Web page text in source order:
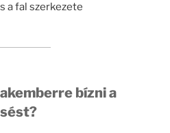
a fal szerkezete
bízni a